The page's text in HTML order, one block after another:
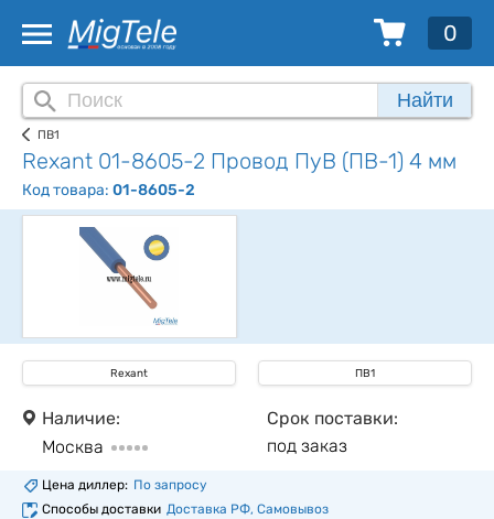
0
Найти
ПВ1
Rexant 01-8605-2 Провод ПуВ (ПВ-1) 4 мм
Код товара: 01-8605-2
Rexant ПВ1
Наличие:
Москва
Срок поставки:
под заказ
Цена диллер: По запросу
Способы доставки Доставка РФ, Самовывоз